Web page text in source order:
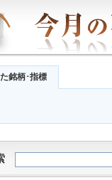
銘柄･指標